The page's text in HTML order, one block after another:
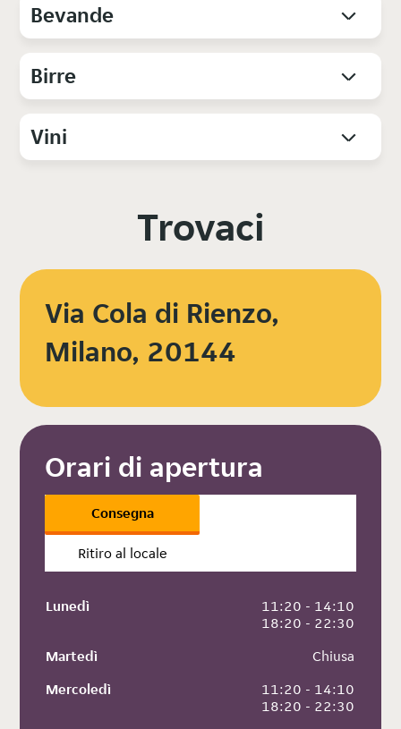
Bevande
Birre
Vini
Trovaci
Via Cola di Rienzo,
Milano, 20144
Orari di apertura
Consegna
Ritiro al locale
Lunedì
11:20 - 14:10
18:20 - 22:30
Martedì
Chiusa
Mercoledì
11:20 - 14:10
18:20 - 22:30